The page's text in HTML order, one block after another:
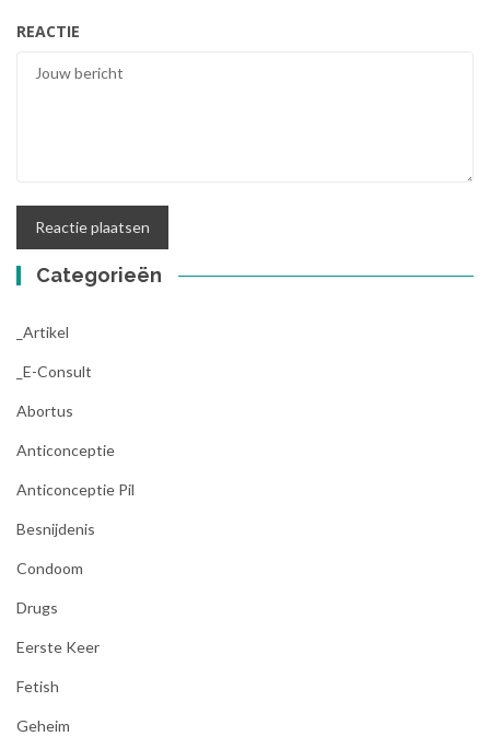
REACTIE
Categorieën
_Artikel
_E-Consult
Abortus
Anticonceptie
Anticonceptie Pil
Besnijdenis
Condoom
Drugs
Eerste Keer
Fetish
Geheim